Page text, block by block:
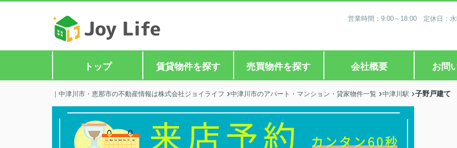
営業時間：9:00～18:00 定休日：
トップ 賃貸物件を探す 売買物件を探す 会社概要 お問
｜中津川市・恵那市の不動産情報は株式会社ジョイライフ 中津川市のアパート・マンション・貸家物件一覧 中津川駅 子野戸建て